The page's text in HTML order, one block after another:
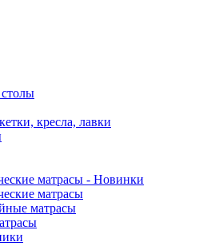
кресла, лавки
матрасы - Новинки
матрасы
матрасы